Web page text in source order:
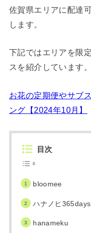
佐賀県エリアに配達
します。
下記ではエリアを限
スを紹介しています。
お花の定期便やサブ
ング【2024年10月】
目次
bloomee
ハナノヒ365days
hanameku